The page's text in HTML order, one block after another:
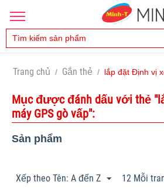
Trang chủ / Gắn thẻ / lắp đặt Định vị
Mục được đánh dấu với thẻ
máy GPS gò vấp":
Sản phẩm
Xếp theo Tên: A đến Z 12 Mỗi